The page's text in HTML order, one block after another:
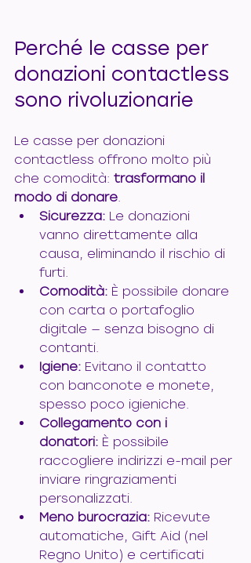
Perché le casse per
donazioni contactless
sono rivoluzionarie
Le casse per donazioni
contactless offrono molto più
che comodità: trasformano il
modo di donare
Sicurezza: Le donazioni
vanno direttamente alla
causa, eliminando il rischio di
furti.
Comodità: È possibile donare
con carta o portafoglio
digitale — senza bisogno di
contanti.
Igiene: Evitano il contatto
con banconote e monete,
spesso poco igieniche.
Collegamento con i
donatori: È possibile
raccogliere indirizzi e-mail per
inviare ringraziamenti
personalizzati.
Meno burocrazia: Ricevute
automatiche, Gift Aid (nel
Regno Unito) e certificati